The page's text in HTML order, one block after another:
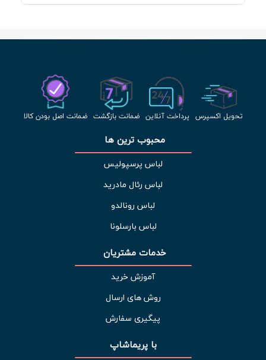
تحویل اکسپرس پرداخت آنلاین ضمانت بازگشت ضمانت اصل بودن کالا
محبوب ترین ها
لباس پرسپولیس
لباس رئال مادرید
لباس رونالدو
لباس بارسلونا
خدمات مشتریان
آموزش خرید
روش های ارسال
پیگیری سفارش
با پریماشاپ